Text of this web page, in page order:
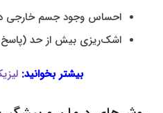
احساس وجود جسم خارجی
اشک‌ریزی بیش از حد
بیشتر بخوانید: